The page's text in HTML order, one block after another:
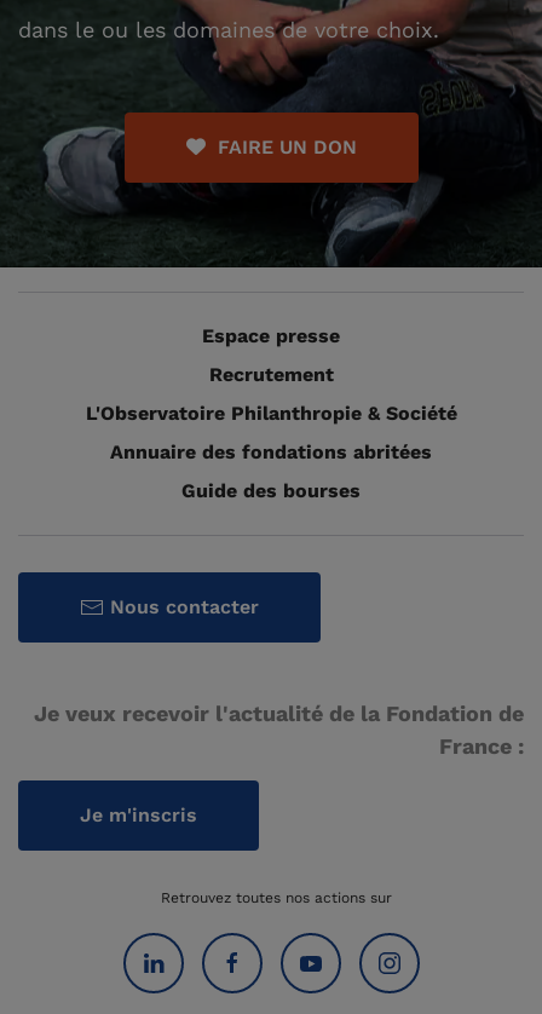
dans le ou les domaines de votre choix.
FAIRE UN DON
Espace presse
Recrutement
L'Observatoire Philanthropie & Société
Annuaire des fondations abritées
Guide des bourses
Nous contacter
Je veux recevoir l'actualité de la Fondation de
France :
Je m'inscris
Retrouvez toutes nos actions sur